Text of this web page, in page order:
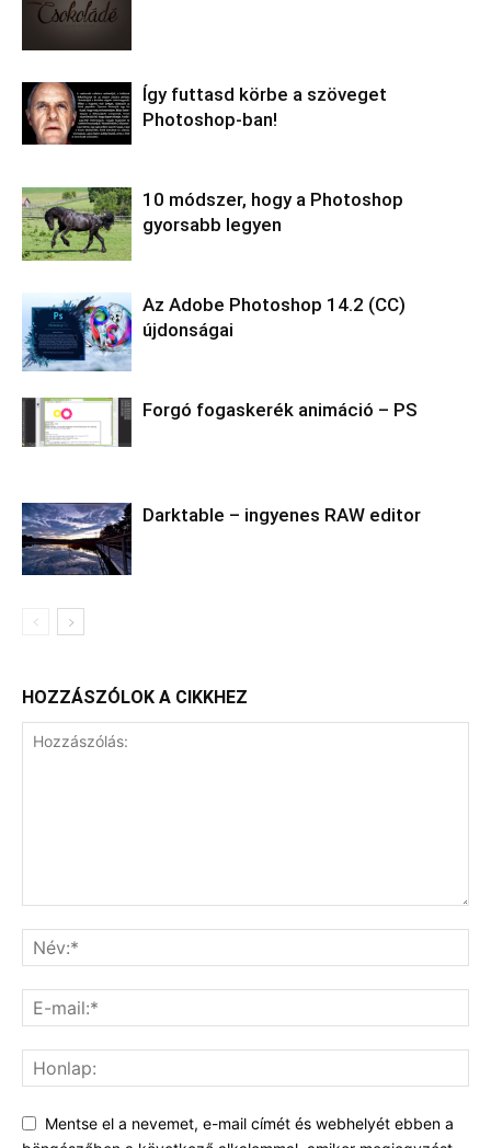
Így futtasd körbe a szöveget
Photoshop-ban!
10 módszer, hogy a Photoshop
gyorsabb legyen
Az Adobe Photoshop 14.2 (CC)
újdonságai
Forgó fogaskerék animáció – PS
Darktable – ingyenes RAW editor
HOZZÁSZÓLOK A CIKKHEZ
Mentse el a nevemet, e-mail címét és webhelyét ebben a